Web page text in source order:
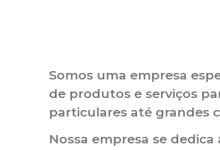
Somos uma empresa
de produtos e serviços
particulares até grandes
Nossa empresa se